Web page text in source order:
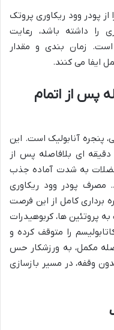
از پودر وود ریکاوری پروتک
را داشته باشد، رعایت
زمان بندی و مقدار
ایفا می کنند.
پس از اتمام
پنجره آنابولیک است. این
پنجره، یک بازه زمانی تقریباً 30 تا 60 دقیقه ای بلافاصله پس از
به شدت آماده جذب
مصرف پودر وود ریکاوری
برداری کامل از این فرصت
پروتئین ها، کربوهیدرات
را متوقف کرده و
مکمل، به ورزشکار حس
وقفه، در مسیر بازسازی